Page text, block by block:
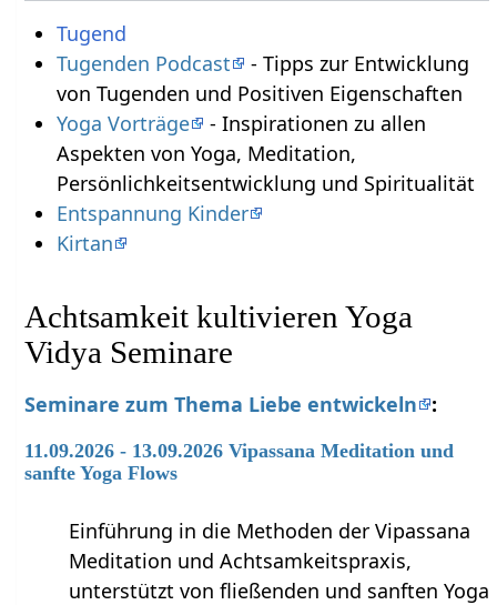
Tugend
Tugenden Podcast
- Tipps zur Entwicklung
von Tugenden und Positiven Eigenschaften
Yoga Vorträge
- Inspirationen zu allen
Aspekten von Yoga, Meditation,
Persönlichkeitsentwicklung und Spiritualität
Entspannung Kinder
Kirtan
Achtsamkeit kultivieren Yoga
Vidya Seminare
Seminare zum Thema Liebe entwickeln :
11.09.2026 - 13.09.2026 Vipassana Meditation und
sanfte Yoga Flows
Einführung in die Methoden der Vipassana
Meditation und Achtsamkeitspraxis,
unterstützt von fließenden und sanften Yoga